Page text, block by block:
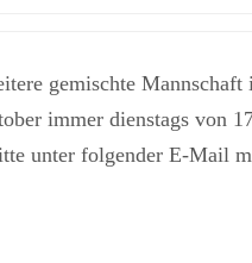
gemischte
immer dienstags von
unter folgender E-Mail